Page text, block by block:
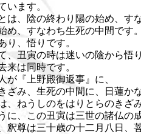
います。
は、陰の終わり陽の始め、す
め、すなわち生死の中間です
り、悟りです。
、丑寅の時は迷いの陰から悟
来は同時です。
『上野殿御返事』に、
ざみ、生死の中間に、日蓮
、ねうしのをはりとらのきざ
に、この丑寅は三世の諸仏の
釈尊は三十歳の十二月八日、